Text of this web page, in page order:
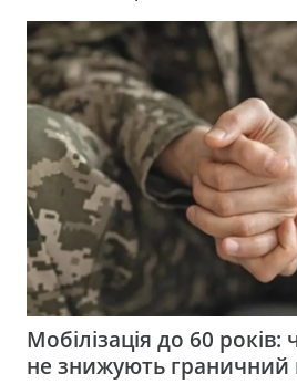
Мобілізація до 60 років:
не знижують граничний